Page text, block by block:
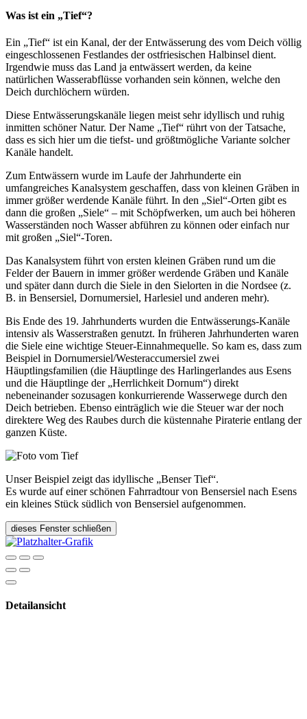
Was ist ein „Tief“?
Ein „Tief“ ist ein Kanal, der der Entwässerung des vom Deich völlig
eingeschlossenen Festlandes der ostfriesischen Halbinsel dient.
Irgendwie muss das Land ja entwässert werden, da keine
natürlichen Wasserabflüsse vorhanden sein können, welche den
Deich durchlöchern würden.
Diese Entwässerungskanäle liegen meist sehr idyllisch und ruhig
inmitten schöner Natur. Der Name „Tief“ rührt von der Tatsache,
dass es sich hier um die tiefst- und größtmögliche Variante solcher
Kanäle handelt.
Zum Entwässern wurde im Laufe der Jahrhunderte ein
umfangreiches Kanalsystem geschaffen, dass von kleinen Gräben in
immer größer werdende Kanäle führt. In den „Siel“-Orten gibt es
dann die großen „Siele“ – mit Schöpfwerken, um auch bei höheren
Wasserständen noch Wasser abführen zu können oder einfach nur
mit großen „Siel“-Toren.
Das Kanalsystem führt von ersten kleinen Gräben rund um die
Felder der Bauern in immer größer werdende Gräben und Kanäle
und später dann durch die Siele in den Sielorten in die Nordsee (z.
B. in Bensersiel, Dornumersiel, Harlesiel und anderen mehr).
Bis Ende des 19. Jahrhunderts wurden die Entwässerungs-Kanäle
intensiv als Wasserstraßen genutzt. In früheren Jahrhunderten waren
die Siele eine wichtige Steuer-Einnahmequelle. So kam es, dass zum
Beispiel in Dornumersiel/Westeraccumersiel zwei
Häuptlingsfamilien (die Häuptlinge des Harlingerlandes aus Esens
und die Häuptlinge der „Herrlichkeit Dornum“) direkt
nebeneinander sozusagen konkurrierende Wasserwege durch den
Deich betrieben. Ebenso einträglich wie die Steuer war der noch
direktere Weg des Raubes durch die küstennahe Piraterie entlang der
ganzen Küste.
Unser Beispiel zeigt das idyllische „Benser Tief“.
Es wurde auf einer schönen Fahrradtour von Bensersiel nach Esens
ein kleines Stück südlich von Bensersiel aufgenommen.
dieses Fenster schließen
Detailansicht